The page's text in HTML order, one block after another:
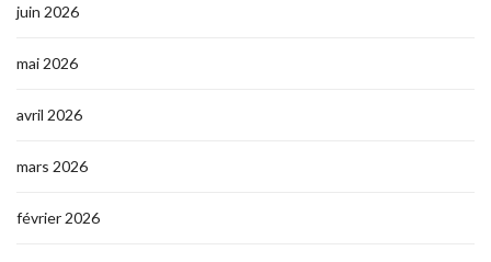
juin 2026
mai 2026
avril 2026
mars 2026
février 2026